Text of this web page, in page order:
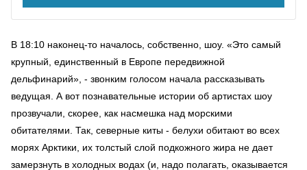
В 18:10 наконец-то началось, собственно, шоу. «Это самый
крупный, единственный в Европе передвижной
дельфинарий», - звонким голосом начала рассказывать
ведущая. А вот познавательные истории об артистах шоу
прозвучали, скорее, как насмешка над морскими
обитателями. Так, северные киты - белухи обитают во всех
морях Арктики, их толстый слой подкожного жира не дает
замерзнуть в холодных водах (и, надо полагать, оказывается